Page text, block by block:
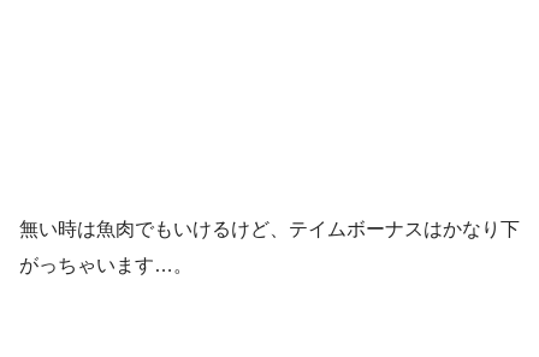
無い時は魚肉でもいけるけど、テイムボーナスはかなり下
がっちゃいます…。